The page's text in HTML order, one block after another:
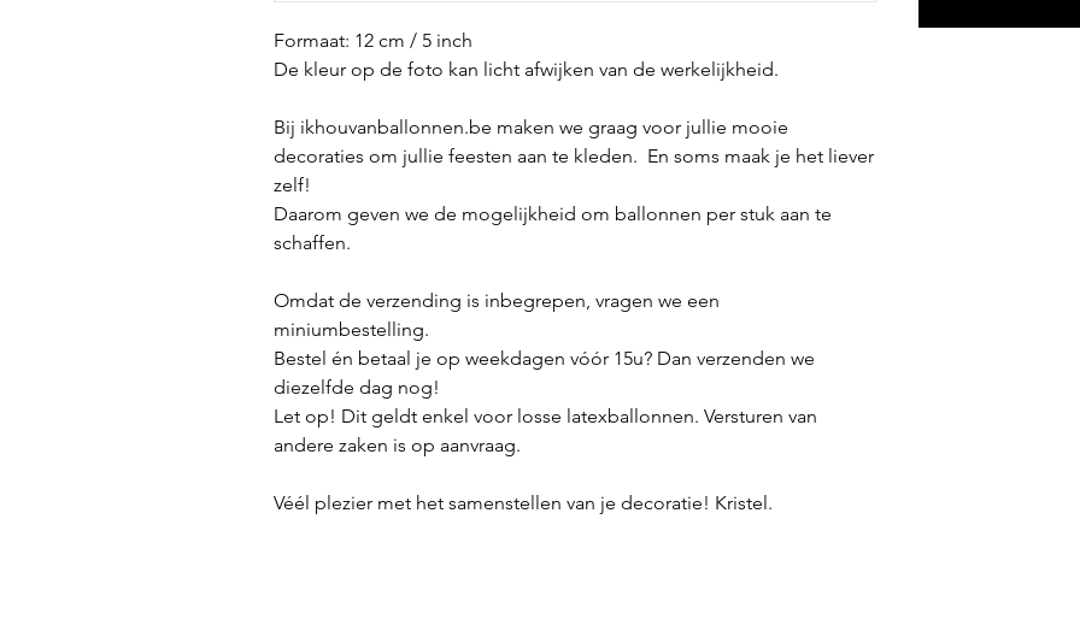
Formaat: 12 cm / 5 inch
De kleur op de foto kan licht afwijken van de werkelijkheid.
Bij ikhouvanballonnen.be maken we graag voor jullie mooie
decoraties om jullie feesten aan te kleden. En soms maak je het liever
zelf!
Daarom geven we de mogelijkheid om ballonnen per stuk aan te
schaffen.
Omdat de verzending is inbegrepen, vragen we een
miniumbestelling.
Bestel én betaal je op weekdagen vóór 15u? Dan verzenden we
diezelfde dag nog!
Let op! Dit geldt enkel voor losse latexballonnen. Versturen van
andere zaken is op aanvraag.
Véél plezier met het samenstellen van je decoratie! Kristel.